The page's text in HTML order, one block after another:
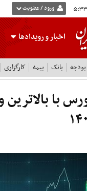
ورود / عضویت
اخبار و رویدادها
بانک بیمه کارگزاری
با